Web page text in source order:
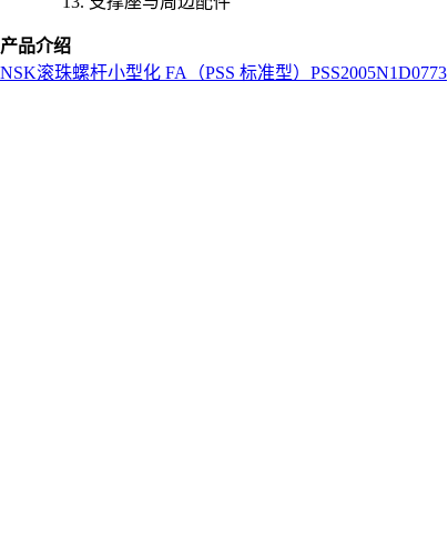
产品介绍
NSK滚珠螺杆小型化 FA（PSS 标准型） PSS2005N1D0773